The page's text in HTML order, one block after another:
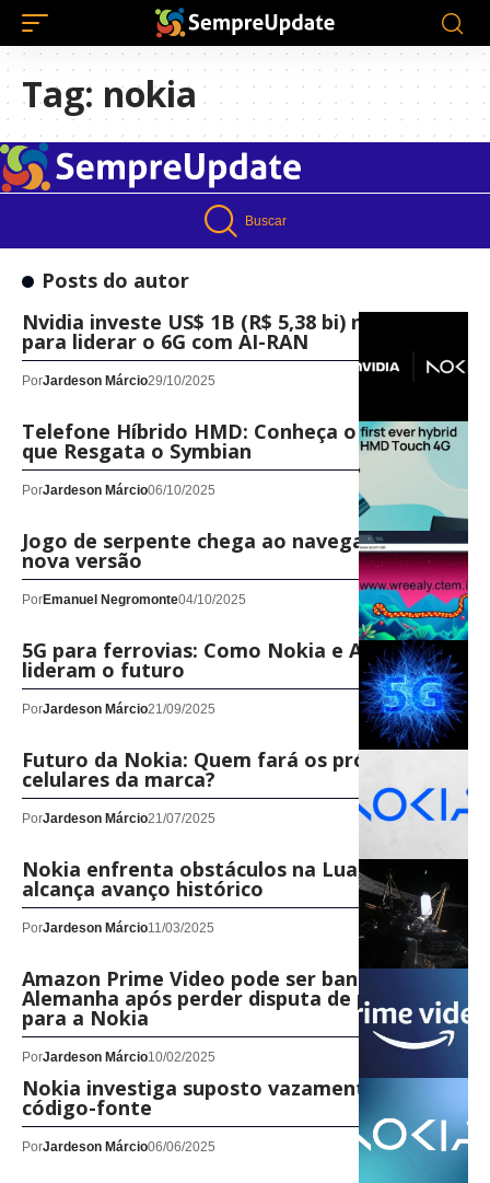
Tag: nokia
Buscar
Posts do autor
Nvidia investe US$ 1B (R$ 5,38 bi) na Nokia
para liderar o 6G com AI-RAN
PorJardeson Márcio29/10/2025
Telefone Híbrido HMD: Conheça o Celular
que Resgata o Symbian
PorJardeson Márcio06/10/2025
Jogo de serpente chega ao navegador em
nova versão
PorEmanuel Negromonte04/10/2025
5G para ferrovias: Como Nokia e Alemanha
lideram o futuro
PorJardeson Márcio21/09/2025
Futuro da Nokia: Quem fará os próximos
celulares da marca?
PorJardeson Márcio21/07/2025
Nokia enfrenta obstáculos na Lua, mas
alcança avanço histórico
PorJardeson Márcio11/03/2025
Amazon Prime Video pode ser banido na
Alemanha após perder disputa de patentes
para a Nokia
PorJardeson Márcio10/02/2025
Nokia investiga suposto vazamento de
código-fonte
PorJardeson Márcio06/06/2025